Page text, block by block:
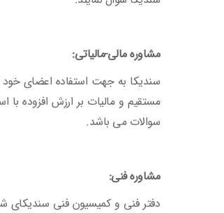
مشاوره مالی-مالیاتی:
سندیکا به جهت استفاده اعضای خود
سوالات می باشد.
مشاوره فنی:
دفتر فنی و کمیسیون فنی سندیکای